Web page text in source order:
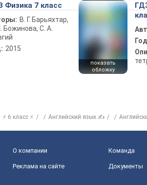
Физика 7 класс
В. Г. Барьяхтар,
Божинова, С. А.
2015
показать
обложку
⚡ 6 класс ⚡ Английский язык ✍
О компании Команда
Реклама на сайте Документы